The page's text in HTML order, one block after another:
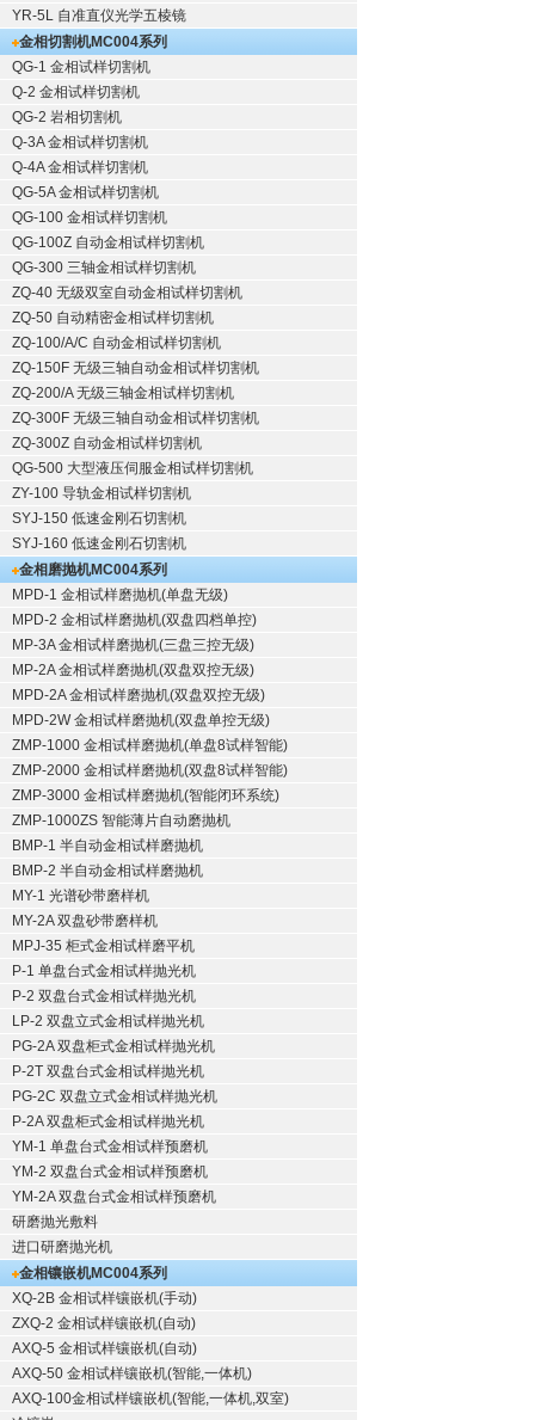
YR-5L 自准直仪光学五棱镜
金相切割机MC004系列
QG-1 金相试样切割机
Q-2 金相试样切割机
QG-2 岩相切割机
Q-3A 金相试样切割机
Q-4A 金相试样切割机
QG-5A 金相试样切割机
QG-100 金相试样切割机
QG-100Z 自动金相试样切割机
QG-300 三轴金相试样切割机
ZQ-40 无级双室自动金相试样切割机
ZQ-50 自动精密金相试样切割机
ZQ-100/A/C 自动金相试样切割机
ZQ-150F 无级三轴自动金相试样切割机
ZQ-200/A 无级三轴金相试样切割机
ZQ-300F 无级三轴自动金相试样切割机
ZQ-300Z 自动金相试样切割机
QG-500 大型液压伺服金相试样切割机
ZY-100 导轨金相试样切割机
SYJ-150 低速金刚石切割机
SYJ-160 低速金刚石切割机
金相磨抛机MC004系列
MPD-1 金相试样磨抛机(单盘无级)
MPD-2 金相试样磨抛机(双盘四档单控)
MP-3A 金相试样磨抛机(三盘三控无级)
MP-2A 金相试样磨抛机(双盘双控无级)
MPD-2A 金相试样磨抛机(双盘双控无级)
MPD-2W 金相试样磨抛机(双盘单控无级)
ZMP-1000 金相试样磨抛机(单盘8试样智能)
ZMP-2000 金相试样磨抛机(双盘8试样智能)
ZMP-3000 金相试样磨抛机(智能闭环系统)
ZMP-1000ZS 智能薄片自动磨抛机
BMP-1 半自动金相试样磨抛机
BMP-2 半自动金相试样磨抛机
MY-1 光谱砂带磨样机
MY-2A 双盘砂带磨样机
MPJ-35 柜式金相试样磨平机
P-1 单盘台式金相试样抛光机
P-2 双盘台式金相试样抛光机
LP-2 双盘立式金相试样抛光机
PG-2A 双盘柜式金相试样抛光机
P-2T 双盘台式金相试样抛光机
PG-2C 双盘立式金相试样抛光机
P-2A 双盘柜式金相试样抛光机
YM-1 单盘台式金相试样预磨机
YM-2 双盘台式金相试样预磨机
YM-2A 双盘台式金相试样预磨机
研磨抛光敷料
进口研磨抛光机
金相镶嵌机MC004系列
XQ-2B 金相试样镶嵌机(手动)
ZXQ-2 金相试样镶嵌机(自动)
AXQ-5 金相试样镶嵌机(自动)
AXQ-50 金相试样镶嵌机(智能,一体机)
AXQ-100金相试样镶嵌机(智能,一体机,双室)